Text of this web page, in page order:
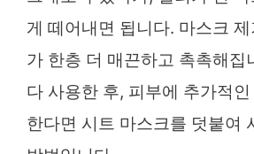
게 떼어내면 됩니다. 마스크
가 한층 더 매끈하고 촉촉해집
다 사용한 후, 피부에 추가적
한다면 시트 마스크를 덧붙여